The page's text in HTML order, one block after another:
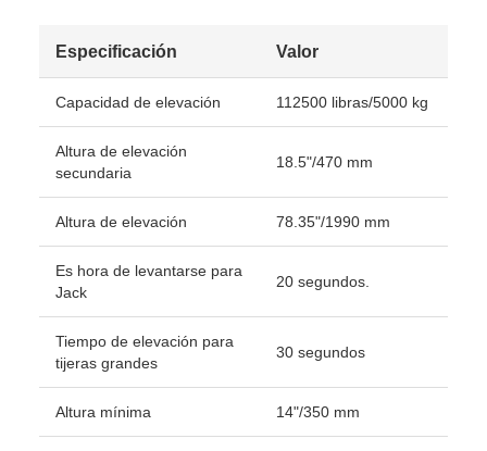
Especificación Valor
Capacidad de elevación 112500 libras/5000 kg
Altura de elevación
secundaria
18.5"/470 mm
Altura de elevación 78.35"/1990 mm
Es hora de levantarse para
Jack
20 segundos.
Tiempo de elevación para
tijeras grandes
30 segundos
Altura mínima 14"/350 mm